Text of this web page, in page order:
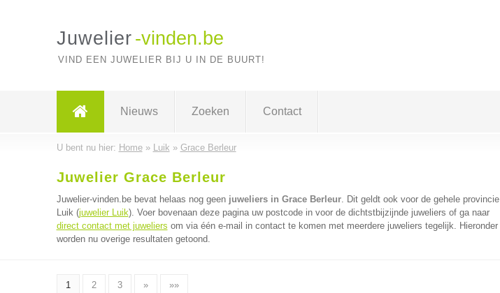
Juwelier -vinden.be
VIND EEN JUWELIER BIJ U IN DE BUURT!
Nieuws Zoeken Contact
U bent nu hier: Home» Luik » Grace Berleur
Juwelier Grace Berleur
Juwelier-vinden.be bevat helaas nog geen juweliers in Grace Berleur. Dit geldt ook voor de gehele provincie
Luik (juwelier Luik). Voer bovenaan deze pagina uw postcode in voor de dichtstbijzijnde juweliers of ga naar
direct contact met juweliers om via één e-mail in contact te komen met meerdere juweliers tegelijk. Hieronder
worden nu overige resultaten getoond.
1 2 3 » »»